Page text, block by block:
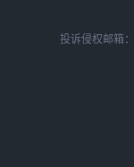
投诉侵权邮箱：